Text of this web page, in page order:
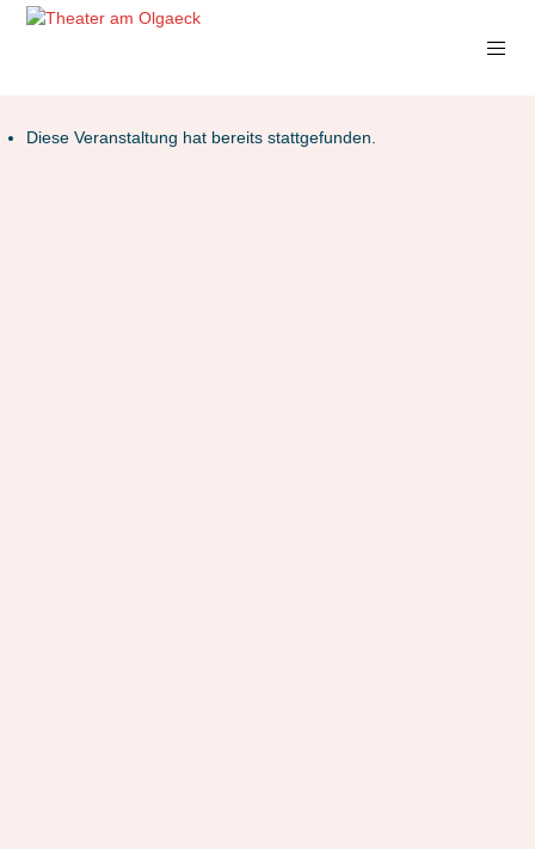
Diese Veranstaltung hat bereits stattgefunden.